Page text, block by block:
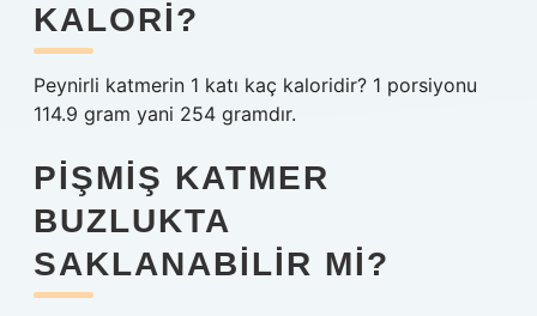
KALORI?
Peynirli katmerin 1 katı kaç kaloridir? 1 porsiyonu
114.9 gram yani 254 gramdır.
PIŞMIŞ KATMER
BUZLUKTA
SAKLANABILIR MI?